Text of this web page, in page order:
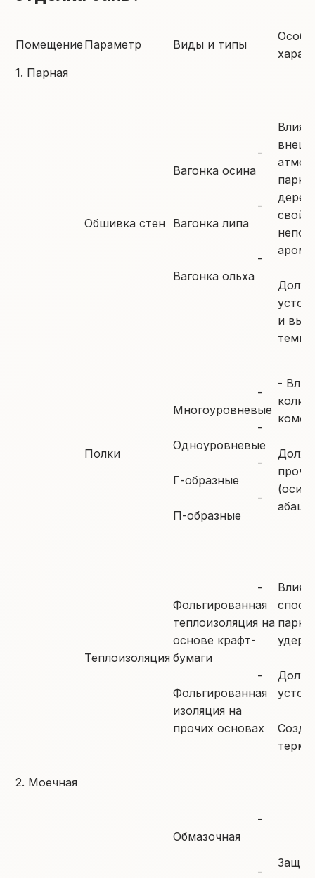
Помещение Параметр Виды и типы
1. Парная
Обшивка стен
-
Вагонка осина
-
Вагонка липа
-
Вагонка ольха
свой
и
Полки
-
Многоуровневые
-
Одноуровневые
-
Г-образные
-
П-образные
-
абаш)
Теплоизоляция
-
Фольгированная
теплоизоляция на
основе крафт-
бумаги
-
Фольгированная
изоляция на
прочих основах
2. Моечная
-
Обмазочная
-